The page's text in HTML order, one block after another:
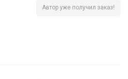
Автор уже получил заказ!